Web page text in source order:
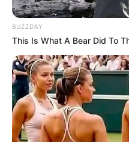
BUZZDAY
This Is What A Bear Did To